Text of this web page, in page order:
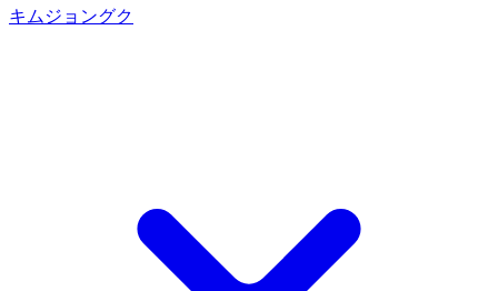
キムジョングク